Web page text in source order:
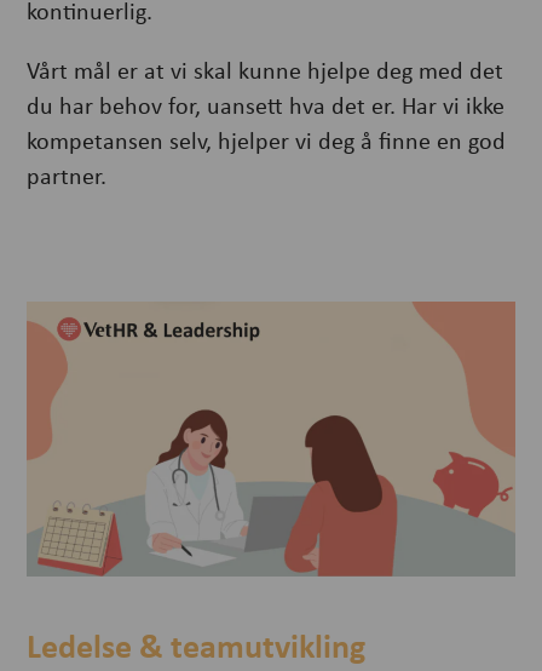
kontinuerlig.
Vårt mål er at vi skal kunne hjelpe deg med det
du har behov for, uansett hva det er. Har vi ikke
kompetansen selv, hjelper vi deg å finne en god
partner.
Ledelse & teamutvikling